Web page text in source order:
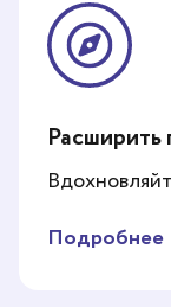
Расширить
Подробнее